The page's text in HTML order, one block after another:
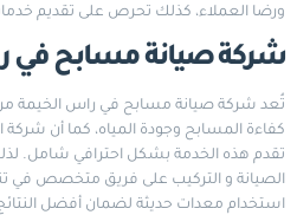
ورضا العملاء، كذلك تحرص على تقديم
شركة صيانة مسابح في
تُعد شركة صيانة مسابح في راس الخيمة
كفاءة المسابح وجودة المياه، كما أن
تقدم هذه الخدمة بشكل احترافي شامل.
الصيانة و التركيب على فريق متخصص في
استخدام معدات حديثة لضمان أفضل